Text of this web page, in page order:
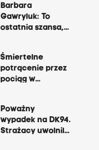
Barbara
Gawryluk: To
ostatnia szansa,
chorobie
Śmiertelne
potrącenie przez
pociąg w
trasie do Krakowa
Poważny
wypadek na DK94.
Strażacy uwolnili